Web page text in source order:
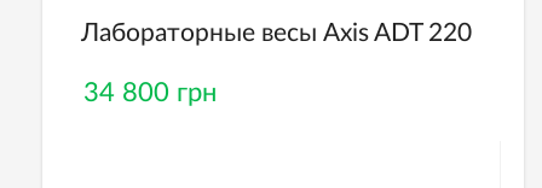
Лабораторные весы Axis ADT 220
34 800 грн